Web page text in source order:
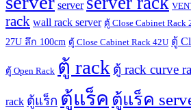
server
rack wall rack server ตู้ Close Cabinet Rack
27U ลึก 100cm ตู้ Close Cabinet Rack 42U ตู้
ตู้ Open Rack ตู้ rack ตู้ rack curve
rack ตู้แร็ก ตู้แร็ค ตู้แร็ค